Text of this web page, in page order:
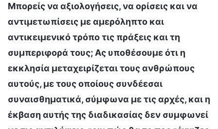
Μπορείς να αξιολογήσεις, να ορίσεις και να
αντιμετωπίσεις με αμερόληπτο και
αντικειμενικό τρόπο τις πράξεις και τη
συμπεριφορά τους; Ας υποθέσουμε ότι η
εκκλησία μεταχειρίζεται τους ανθρώπους
αυτούς, με τους οποίους συνδέεσαι
συναισθηματικά, σύμφωνα με τις αρχές, και η
έκβαση αυτής της διαδικασίας δεν συμφωνεί